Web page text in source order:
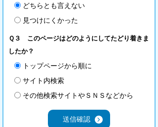
どちらとも言えない
見つけにくかった
Ｑ３ このページはどのようにしてたどり着きま
したか？
トップページから順に
サイト内検索
その他検索サイトやＳＮＳなどから